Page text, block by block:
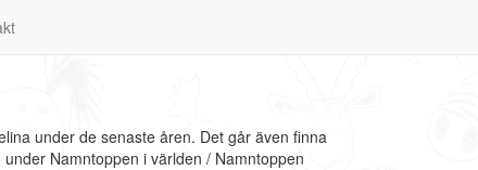
under de senaste åren. Det går även finna
Namntoppen i världen / Namntoppen